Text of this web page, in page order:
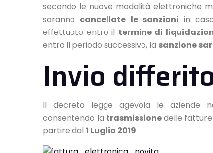
secondo le nuove modalità elettroniche
saranno cancellate le sanzioni in
effettuato entro il termine di
entro il periodo successivo, la sanzione
Invio
Il decreto legge agevola le aziende
consentendo la trasmissionedelle
partire dal 1 Luglio 2019